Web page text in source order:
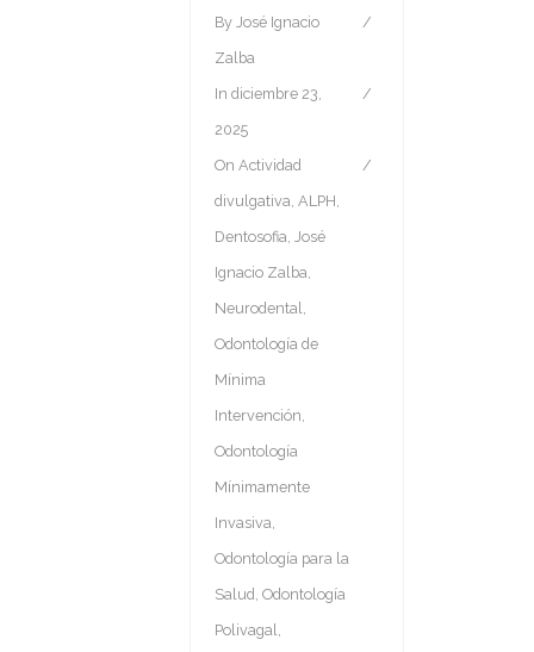
By José Ignacio
Zalba
In diciembre 23,
2025
On Actividad
divulgativa ALPH
Dentosofia
José
Ignacio Zalba
Neurodental
Odontología de
Mínima
Intervención
Odontología
Mínimamente
Invasiva
Odontología para la
Salud Odontología
Polivagal